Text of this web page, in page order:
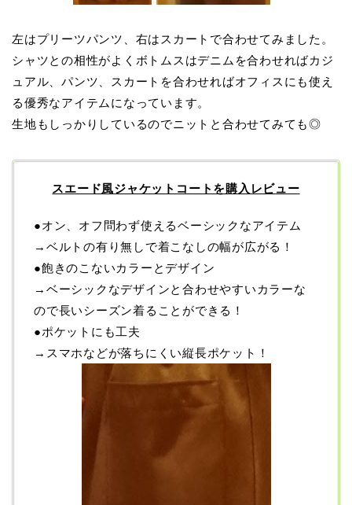
左はプリーツパンツ、右はスカートで合わせてみました。
シャツとの相性がよくボトムスはデニムを合わせればカジ
ュアル、パンツ、スカートを合わせればオフィスにも使え
る優秀なアイテムになっています。
生地もしっかりしているのでニットと合わせてみても◎
スエード風ジャケットコートを購入レビュー
●オン、オフ問わず使えるベーシックなアイテム
→ベルトの有り無しで着こなしの幅が広がる！
●飽きのこないカラーとデザイン
→ベーシックなデザインと合わせやすいカラーな
ので長いシーズン着ることができる！
●ポケットにも工夫
→スマホなどが落ちにくい縦長ポケット！